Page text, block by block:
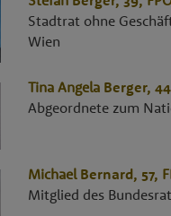
Stadtrat ohne
Wien
Tina Angela Berger,
Abgeordnete zum
Michael Bernard, 57,
Mitglied des